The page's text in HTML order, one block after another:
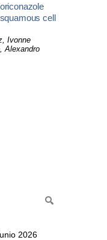
cell
Ivonne
Alexandro
2026